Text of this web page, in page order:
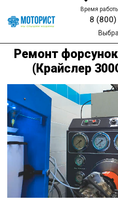
Время
8
Ремонт
(Крайслер